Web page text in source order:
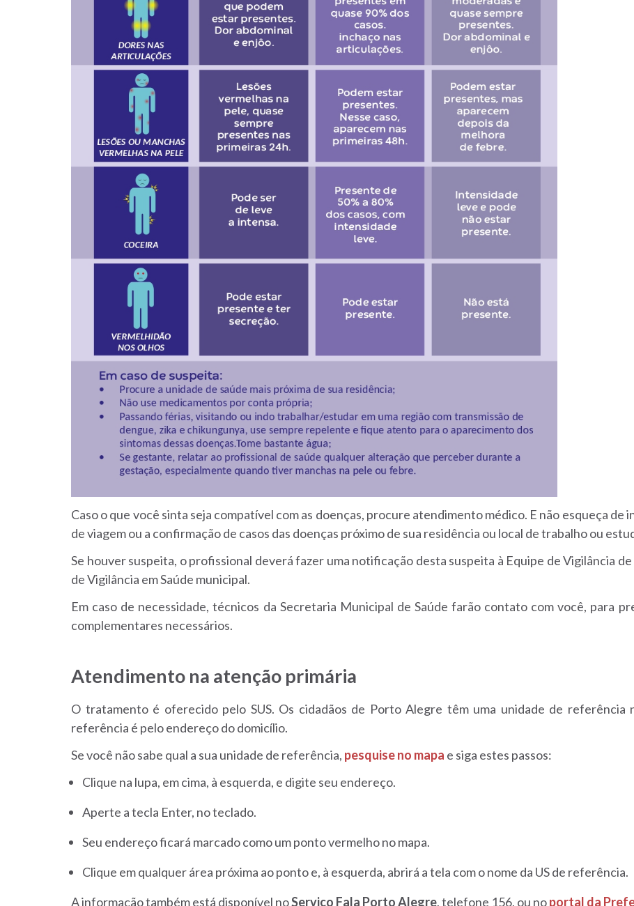
Caso o que você sinta seja compatível com as doenças, procure atendimento médico. E não esqueça
de viagem ou a confirmação de casos das doenças próximo de sua residência ou local de trabalho ou
Se houver suspeita, o profissional deverá fazer uma notificação desta suspeita à Equipe de Vigilância
de Vigilância em Saúde municipal.
Em caso de necessidade, técnicos da Secretaria Municipal de Saúde farão contato com você, para
complementares necessários.
Atendimento na atenção primária
O tratamento é oferecido pelo SUS. Os cidadãos de Porto Alegre têm uma unidade de referência
referência é pelo endereço do domicílio.
Se você não sabe qual a sua unidade de referência, pesquise no mapa e siga estes passos:
Clique na lupa, em cima, à esquerda, e digite seu endereço.
Aperte a tecla Enter, no teclado.
Seu endereço ficará marcado como um ponto vermelho no mapa.
Clique em qualquer área próxima ao ponto e, à esquerda, abrirá a tela com o nome da US de referência.
A informação também está disponível noServiço Fala Porto Alegre, telefone 156, ou noportal da